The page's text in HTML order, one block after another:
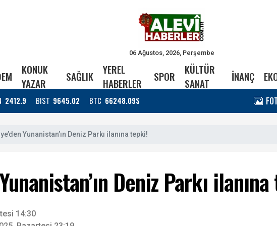
06 Ağustos, 2026, Perşembe
KONUK
YAZAR
SAĞLIK
YEREL
HABERLER
SPOR
KÜLTÜR
SANAT
İNANÇ
2412.9 BIST 9645.02 BTC 66248.09$
Yunanistan’ın Deniz Parkı ilanına tepki!
Deniz Parkı
14:30